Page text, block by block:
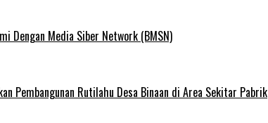
Dengan Media Siber Network (BMSN)
Pembangunan Rutilahu Desa Binaan di Area Sekitar Pabrik